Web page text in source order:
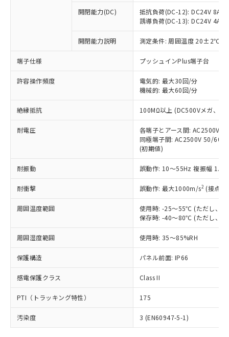
開閉能力(DC)
抵抗負荷(DC-12): DC24V 8A/
誘導負荷(DC-13): DC24V 4A/
開閉能力説明 測定条件: 周囲温度 20±2℃、
端子仕様 プッシュインPlus端子台
許容操作頻度
電気的: 最大30回/分
機械的: 最大60回/分
絶縁抵抗 100MΩ以上 (DC500Vメガ、点
耐電圧
各端子とアース間: AC2500V
同極端子間: AC2500V 50/
(初期値)
耐振動 誤動作: 10～55Hz 複振幅
耐衝撃 誤動作: 最大1000m/s2 (接点
周囲温度範囲
使用時: -25～55℃ (ただし、氷
保存時: -40～80℃ (ただし、氷
周囲湿度範囲 使用時: 35～85%RH
保護構造 パネル前面: IP66
感電保護クラス Class II
PTI（トラッキング特性） 175
汚染度 3 (EN60947-5-1)
ことをご了承ください。
在庫状況および標準価格照会結果は、
記載している更新日時点での社内デー
タに基づき作成されるものであり、閲
覧された時点での実際の在庫および標
準価格とは異なる場合があることをご
正式な納期状況および標準価格はお客
様のお取引先、またはお客様担当のオ
ムロン制御機器販売店・当社販売員に
オムロン制御機器販売店や当社販売拠
販売ネットワーク
」をご確認
在庫状況および標準価格結果を当社の
事前の承諾なく第三者に漏洩または開
示しないようお願いします。
マイパーツ機能（部品リスト作成サー
ビス）をご利用いただくには、I-Web
メンバーズにご登録されている必要が
お客様が当ウェブサイト上で当社にご
登録された部品リストについて、当社
および当社の共同利用者が、当社の製
品・サービスに関するお客様との取
引・商談に必要な範囲で利用すること
※当社の共同利用者とは、"個人情報
の「1.共同利
用者の範囲」に記載されている法人を
いたものが、含有品と判明した場合などや
むを得ず変更することがあります。
*EU RoHS指令（10物質）：
鉛(Pb) 1000ppm以下、 水銀(Hg) 1000ppm以下、 カド
六価クロム(Cr(Ⅵ)) 1000ppm以下、ポリ臭化ビフェニル
類(PBB) 1000ppm以下、ポリ臭化ジフェニルエーテル類
(PBDE) 1000ppm以下、フタル酸ビス(2-エチルヘキシ
ル) (DEHP)(別名：DOP) 1000ppm以下、フタル酸ブチ
ルベンジル（BBP） 1000ppm以下、フタル酸ジブチル
（DBP） 1000ppm以下、フタル酸ジイソブチル
(DIBP) 1000ppm以下
但し、RoHS指令で産業用監視および制御機器に対する
フタル酸エステル類の４物質については閾値を超える意
図的な使用がないことを確認しています。
部品在庫の切り替え状況などにより、予定
月が前後することがあります。
※3 非含有証明書ダウンロード
下記の非含有証明書をダウンロードするこ
とができます。
EU RoHS指令（10物質）の非含有証明書
51物質の非含有証明書（当社基準）
※本証明書は発行日時点で非含有を証明す
るもので、過去に遡って非含有を証明する
基準値を超えていることを示します。
「－」：未確認です。当社販売部門へお問
ム) : 100ppm、
Cr(Ⅵ)(六価クロム) : 1000ppm、 PBBs(ポリ臭化ビフェ
ニル類) : 1000ppm、 PBDEs(ポリ臭化ジフェニルエーテ
ル類) : 1000ppm、
DBP(フタル酸ジブチル) : 1000ppm、 DIBP(フタル酸ジ
イソブチル) : 1000ppm、 BBP(フタル酸ブチルベンジ
ル) : 1000ppm、
DEHP(フタル酸ビス(2-エチルヘキシル)) : 1000ppm
「ｅ」：有害物質（10物質）のすべてが基
準値以下であることを示します。
「10」：通常の使用状況下において有害物
質が外部に漏えいし、環境に深刻な影響を
及ぼさない年数を意味します。
「－」：未確認です。当社販売部門へお問
い合わせください。
当社は、これら貴社製品のうち、外国
為替および外国貿易法に定める商品
（以下｢規制貨物等」という）を輸出
または国外への提供する場合は、日本
国政府の輸出許可(または役務取引許
可)を取得するなどの必要な手続きを
当社は規制貨物を破棄する場合は、完
全に破砕するなど、違法に輸出されな
いよう必要な手段を講じます。
当社は貴社製品を、核兵器、ミサイ
ル、化学兵器、生物兵器またはその他
武器並びにこれらの製造装置等に一切
当社は、貴社製品を第三者に販売する
場合は、上記1、2および3の内容を当
該第三者に通知します。また当社は、
販売先および販売に係わる関係者が違
法に輸出するおそれがある場合は、取
り引きをいたしません。
キャンセル
説明
○ 一定数以上の在庫あり
一定数には満たないが在庫あり
在庫なし(最新の在庫状況につ
いては、お客様のお取引先、ま
たはお客様担当のオムロン制御
機器販売店・当社販売員にご確
白
受注生産機種、また在庫状況の
情報を公開していない機種